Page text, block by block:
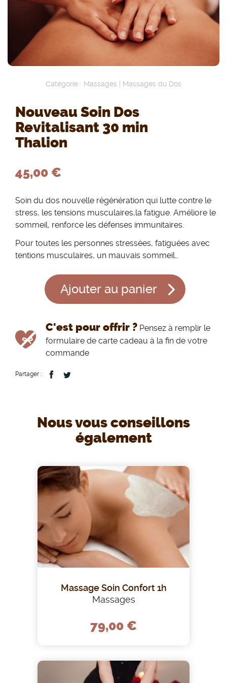
Catégorie : Massages Massages du Dos
Nouveau Soin Dos
Revitalisant 30 min
Thalion
45,00 €
Soin du dos nouvelle régénération qui lutte contre le
stress, les tensions musculaires,la fatigue. Améliore le
sommeil, renforce les défenses immunitaires.
Pour toutes les personnes stressées, fatiguées avec
tentions musculaires, un mauvais sommeil…
Ajouter au panier
C'est pour offrir ? Pensez à remplir le
formulaire de carte cadeau à la fin de votre
commande
Partager :
Nous vous conseillons
également
Massage Soin Confort 1h
Massages
79,00 €